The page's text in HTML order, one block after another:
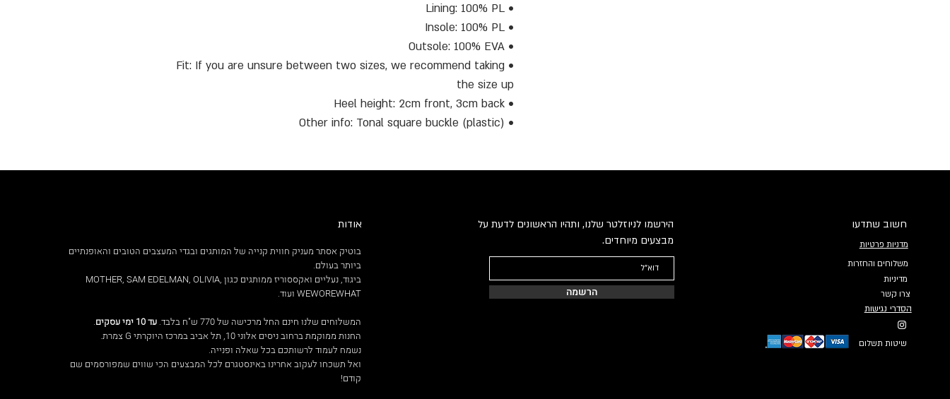
• Lining: 100% PL
• Insole: 100% PL
• Outsole: 100% EVA
• Fit: If you are unsure between two sizes, we recommend taking
the size up
• Heel height: 2cm front, 3cm back
• Other info: Tonal square buckle (plastic)
אודות
בוטיק אסתר מעניק חווית קנייה של המותגים ובגדי המעצבים הטובים והאופנתיים
ביותר בעולם.
ביגוד, נעליים ואקססוריז ממותגים כגון MOTHER, SAM EDELMAN, OLIVIA,
WEWOREWHAT ועוד.
המשלוחים שלנו חינם החל מרכישה של 770 ש"ח בלבד. עד 10 ימי עסקים
.
החנות ממוקמת ברחוב ניסים אלוני 10, תל אביב במרכז היוקרתי G צמרת.
נשמח לעמוד לרשותכם בכל שאלה ופנייה.
ואל תשכחו לעקוב אחרינו באינסטגרם לכל המבצעים הכי שווים שמפורסמים שם
קודם!
הירשמו לניוזלטר שלנו, ותהיו הראשונים לדעת על
מבצעים מיוחדים.
הרשמה
חשוב שתדעו
מדניות פרטיות
משלוחים והחזרות
מדיניות
צרו קשר
הסדרי נגישות
שיטות תשלום